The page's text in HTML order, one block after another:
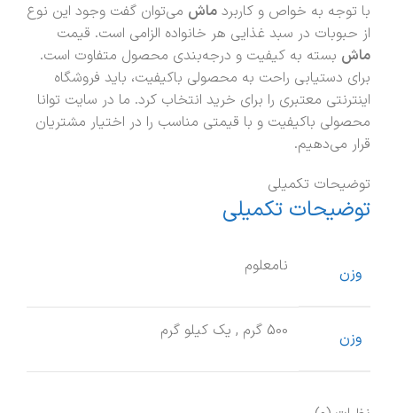
با توجه به خواص و کاربرد ماش می‌توان گفت وجود این نوع
از حبوبات در سبد غذایی هر خانواده الزامی است. قیمت
ماش بسته به کیفیت و درجه‌بندی محصول متفاوت است.
برای دستیابی راحت به محصولی باکیفیت، باید فروشگاه
اینترنتی معتبری را برای خرید انتخاب کرد. ما در سایت توانا
محصولی باکیفیت و با قیمتی مناسب را در اختیار مشتریان
قرار می‌دهیم.
توضیحات تکمیلی
توضیحات تکمیلی
وزن نامعلوم
وزن 500 گرم , یک کیلو گرم